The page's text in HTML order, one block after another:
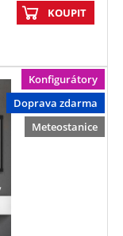
KOUPIT
Konfigurátory
Doprava zdarma
Meteostanice